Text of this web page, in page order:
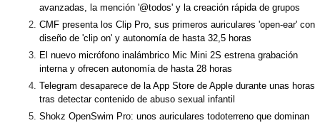
avanzadas, la mención '@todos' y la creación rápida de grupos
CMF presenta los Clip Pro, sus primeros auriculares 'open-ear' con
diseño de 'clip on' y autonomía de hasta 32,5 horas
El nuevo micrófono inalámbrico Mic Mini 2S estrena grabación
interna y ofrecen autonomía de hasta 28 horas
Telegram desaparece de la App Store de Apple durante unas horas
tras detectar contenido de abuso sexual infantil
Shokz OpenSwim Pro: unos auriculares todoterreno que dominan